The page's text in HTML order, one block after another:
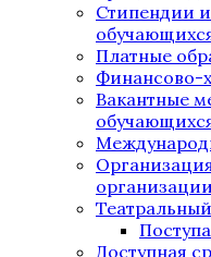
Стипендии
Платные
Финансово-
Вакантные
организации
Доступная